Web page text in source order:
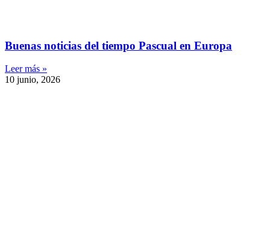
Buenas noticias del tiempo Pascual en Europa
Leer más »
10 junio, 2026